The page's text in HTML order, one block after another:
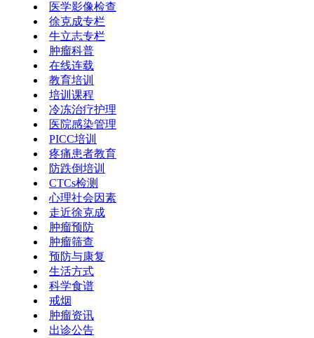
医学影像检查
徐克成专栏
牛立志专栏
肿瘤科普
在线连载
教育培训
培训课程
冷冻治疗护理
医院感染管理
PICC培训
疼痛患者教育
防跌倒培训
CTCs检测
心理社会因素
走近徐克成
肿瘤预防
肿瘤筛查
预防与康复
生活方式
科学食谱
戒烟
肿瘤资讯
出诊公告